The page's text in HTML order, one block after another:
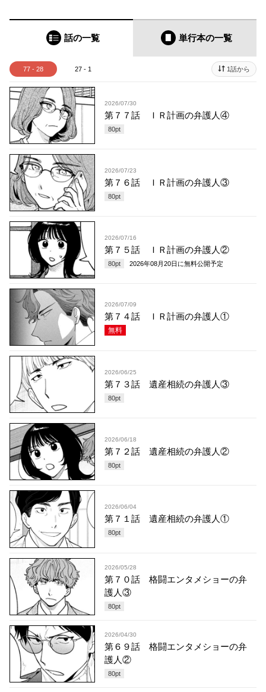
話の一覧 単行本の一覧
77 - 28 27 - 1 1話から
2026/07/30
第７７話 ＩＲ計画の弁護人④
80pt
2026/07/23
第７６話 ＩＲ計画の弁護人③
80pt
2026/07/16
第７５話 ＩＲ計画の弁護人②
80pt 2026年08月20日 に無料公開予定
2026/07/09
第７４話 ＩＲ計画の弁護人①
無料
2026/06/25
第７３話 遺産相続の弁護人③
80pt
2026/06/18
第７２話 遺産相続の弁護人②
80pt
2026/06/04
第７１話 遺産相続の弁護人①
80pt
2026/05/28
第７０話 格闘エンタメショーの弁
護人③
80pt
2026/04/30
第６９話 格闘エンタメショーの弁
護人②
80pt